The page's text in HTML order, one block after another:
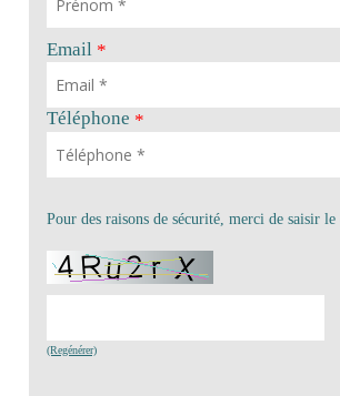
Email *
Téléphone *
Pour des raisons de sécurité, merci de saisir le
(Regénérer)